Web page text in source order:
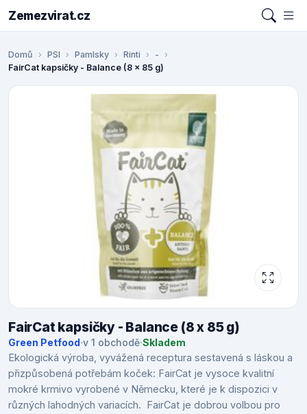
Zemezvirat.cz
Domů PSI Pamlsky Rinti
-
FairCat kapsičky - Balance (8 x 85 g)
FairCat kapsičky - Balance (8 x 85 g)
Green Petfood·v 1 obchodě·Skladem
Ekologická výroba, vyvážená receptura sestavená s láskou a
přizpůsobená potřebám koček: FairCat je vysoce kvalitní
mokré krmivo vyrobené v Německu, které je k dispozici v
různých lahodných variacích. FairCat je dobrou volbou pro